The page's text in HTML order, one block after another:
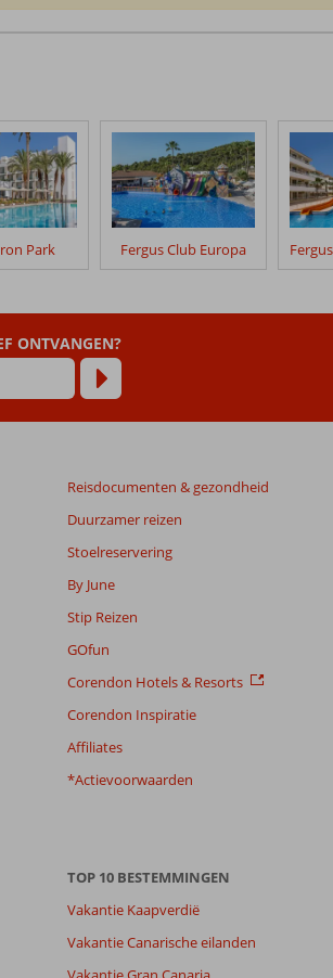
Park Fergus Club Europa
ONTVANGEN?
Reisdocumenten & gezondheid
Duurzamer reizen
Stoelreservering
By June
Stip Reizen
GOfun
Corendon Hotels & Resorts
Corendon Inspiratie
Affiliates
*Actievoorwaarden
TOP 10 BESTEMMINGEN
Vakantie Kaapverdië
Vakantie Canarische eilanden